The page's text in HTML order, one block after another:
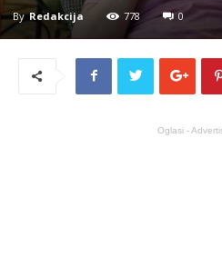
By Redakcija 778 0
Oglasi -